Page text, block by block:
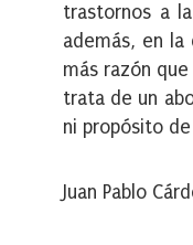
trastornos a
además, en
más razón
trata de un
ni propósito
Juan Pablo